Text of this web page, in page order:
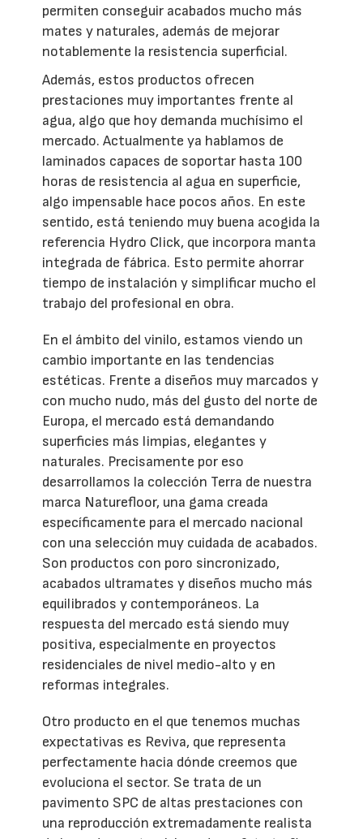
permiten conseguir acabados mucho más
mates y naturales, además de mejorar
notablemente la resistencia superficial.
Además, estos productos ofrecen
prestaciones muy importantes frente al
agua, algo que hoy demanda muchísimo el
mercado. Actualmente ya hablamos de
laminados capaces de soportar hasta 100
horas de resistencia al agua en superficie,
algo impensable hace pocos años. En este
sentido, está teniendo muy buena acogida la
referencia Hydro Click, que incorpora manta
integrada de fábrica. Esto permite ahorrar
tiempo de instalación y simplificar mucho el
trabajo del profesional en obra.
En el ámbito del vinilo, estamos viendo un
cambio importante en las tendencias
estéticas. Frente a diseños muy marcados y
con mucho nudo, más del gusto del norte de
Europa, el mercado está demandando
superficies más limpias, elegantes y
naturales. Precisamente por eso
desarrollamos la colección Terra de nuestra
marca Naturefloor, una gama creada
específicamente para el mercado nacional
con una selección muy cuidada de acabados.
Son productos con poro sincronizado,
acabados ultramates y diseños mucho más
equilibrados y contemporáneos. La
respuesta del mercado está siendo muy
positiva, especialmente en proyectos
residenciales de nivel medio-alto y en
reformas integrales.
Otro producto en el que tenemos muchas
expectativas es Reviva, que representa
perfectamente hacia dónde creemos que
evoluciona el sector. Se trata de un
pavimento SPC de altas prestaciones con
una reproducción extremadamente realista